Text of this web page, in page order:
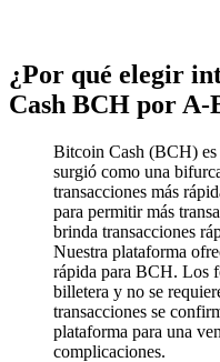
¿Por qué elegir
Cash BCH por A-
Bitcoin Cash (BCH) es
surgió como una
transacciones más
para permitir más
brinda transacciones
Nuestra plataforma
rápida para BCH. Los
billetera y no se
transacciones se
plataforma para una
complicaciones.